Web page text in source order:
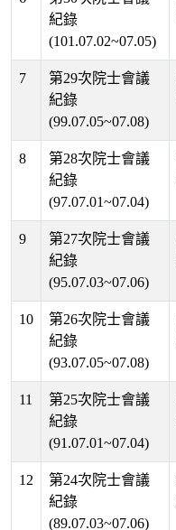
紀錄
(101.07.02~07.05)
7
第29次院士會議
紀錄
(99.07.05~07.08)
8
第28次院士會議
紀錄
(97.07.01~07.04)
9
第27次院士會議
紀錄
(95.07.03~07.06)
10
第26次院士會議
紀錄
(93.07.05~07.08)
11
第25次院士會議
紀錄
(91.07.01~07.04)
12
第24次院士會議
紀錄
(89.07.03~07.06)